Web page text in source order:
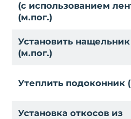
(с использованием
(м.пог.)
Установить нащельник
(м.пог.)
Утеплить подоконник
Установка откосов из